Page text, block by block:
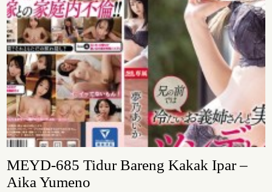
MEYD-685 Tidur Bareng Kakak Ipar –
Aika Yumeno